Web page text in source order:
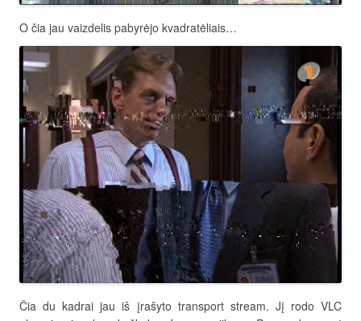
O čia jau vaizdelis pabyrėjo kvadratėliais…
Čia du kadrai jau iš įrašyto transport stream. Jį rodo VLC